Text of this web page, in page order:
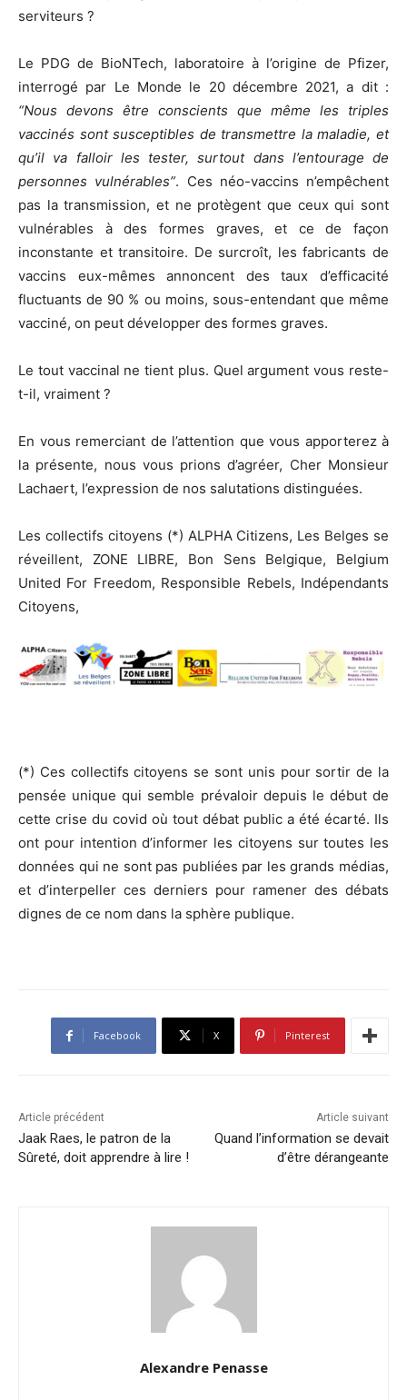
serviteurs ?
Le PDG de BioNTech, laboratoire à l’origine de Pfizer,
interrogé par Le Monde le 20 décembre 2021, a dit :
“Nous devons être conscients que même les triples
vaccinés sont susceptibles de transmettre la maladie, et
qu’il va falloir les tester, surtout dans l’entourage de
personnes vulnérables”. Ces néo-vaccins n’empêchent
pas la transmission, et ne protègent que ceux qui sont
vulnérables à des formes graves, et ce de façon
inconstante et transitoire. De surcroît, les fabricants de
vaccins eux-mêmes annoncent des taux d’efficacité
fluctuants de 90 % ou moins, sous-entendant que même
vacciné, on peut développer des formes graves.
Le tout vaccinal ne tient plus. Quel argument vous reste-
t-il, vraiment ?
En vous remerciant de l’attention que vous apporterez à
la présente, nous vous prions d’agréer, Cher Monsieur
Lachaert, l’expression de nos salutations distinguées.
Les collectifs citoyens (*) ALPHA Citizens, Les Belges se
réveillent, ZONE LIBRE, Bon Sens Belgique, Belgium
United For Freedom, Responsible Rebels, Indépendants
Citoyens,
(*) Ces collectifs citoyens se sont unis pour sortir de la
pensée unique qui semble prévaloir depuis le début de
cette crise du covid où tout débat public a été écarté. Ils
ont pour intention d’informer les citoyens sur toutes les
données qui ne sont pas publiées par les grands médias,
et d’interpeller ces derniers pour ramener des débats
dignes de ce nom dans la sphère publique.
Facebook X Pinterest
Article précédent
Jaak Raes, le patron de la
Sûreté, doit apprendre à lire !
Article suivant
Quand l’information se devait
d’être dérangeante
Alexandre Penasse